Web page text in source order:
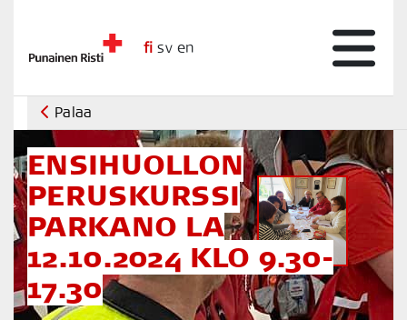
fi sv en
Palaa
ENSIHUOLLON
PERUSKURSSI
PARKANO LA
12.10.2024 KLO 9.30-
17.30